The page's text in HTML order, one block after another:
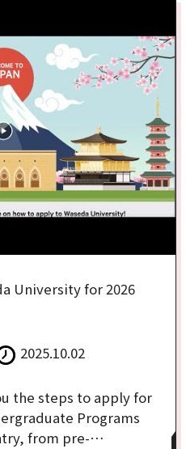
University for 2026
2025.10.02
the steps to apply for
Programs
from pre-